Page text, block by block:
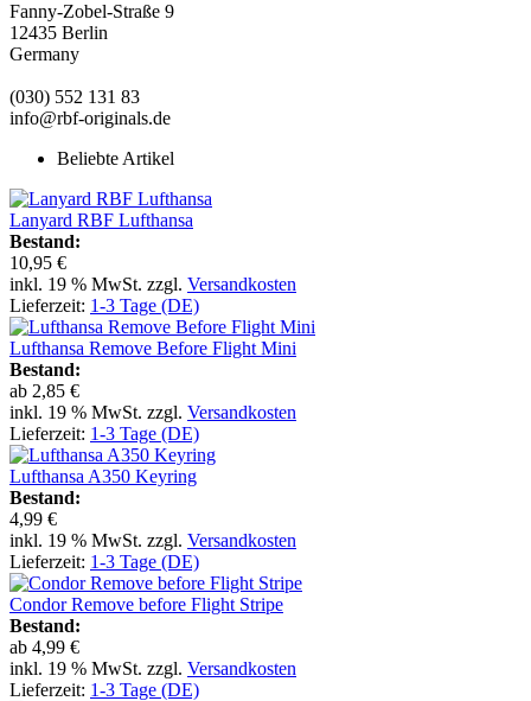
Fanny-Zobel-Straße 9
12435 Berlin
Germany
(030) 552 131 83
info@rbf-originals.de
Beliebte Artikel
Lanyard RBF Lufthansa
Bestand:
10,95 €
inkl. 19 % MwSt. zzgl. Versandkosten
Lieferzeit: 1-3 Tage (DE)
Lufthansa Remove Before Flight Mini
Bestand:
ab 2,85 €
inkl. 19 % MwSt. zzgl. Versandkosten
Lieferzeit: 1-3 Tage (DE)
Lufthansa A350 Keyring
Bestand:
4,99 €
inkl. 19 % MwSt. zzgl. Versandkosten
Lieferzeit: 1-3 Tage (DE)
Condor Remove before Flight Stripe
Bestand:
ab 4,99 €
inkl. 19 % MwSt. zzgl. Versandkosten
Lieferzeit: 1-3 Tage (DE)